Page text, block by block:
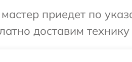
приедет по
доставим